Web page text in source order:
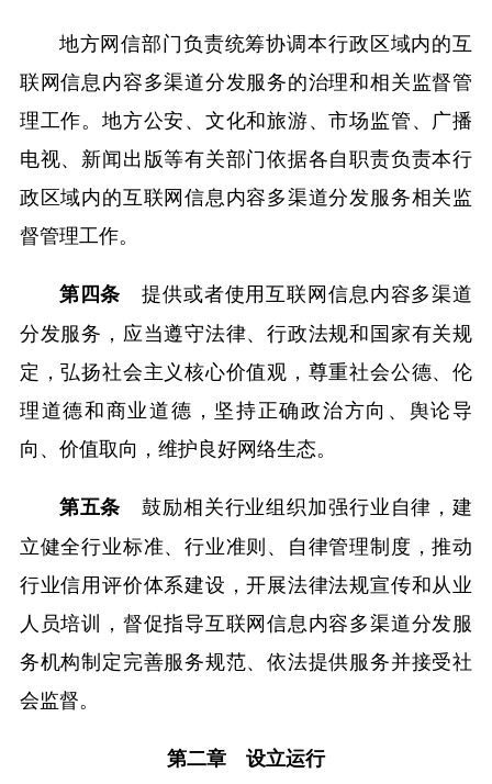
地方网信部门负责统筹协调本行政区域内的互
联网信息内容多渠道分发服务的治理和相关监督管
理工作。地方公安、文化和旅游、市场监管、广播
电视、新闻出版等有关部门依据各自职责负责本行
政区域内的互联网信息内容多渠道分发服务相关监
督管理工作。
第四条 提供或者使用互联网信息内容多渠道
分发服务，应当遵守法律、行政法规和国家有关规
定，弘扬社会主义核心价值观，尊重社会公德、伦
理道德和商业道德，坚持正确政治方向、舆论导
向、价值取向，维护良好网络生态。
第五条 鼓励相关行业组织加强行业自律，建
立健全行业标准、行业准则、自律管理制度，推动
行业信用评价体系建设，开展法律法规宣传和从业
人员培训，督促指导互联网信息内容多渠道分发服
务机构制定完善服务规范、依法提供服务并接受社
会监督。
第二章 设立运行